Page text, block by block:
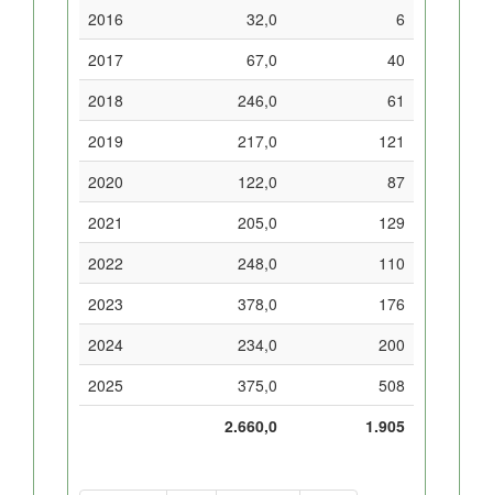
2016
32,0
6
2017
67,0
40
2018
246,0
61
2019
217,0
121
2020
122,0
87
2021
205,0
129
2022
248,0
110
2023
378,0
176
2024
234,0
200
2025
375,0
508
2.660,0
1.905